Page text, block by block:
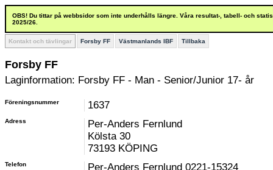
OBS! Du tittar på webbsidor som inte underhålls längre. Våra resultat-, tabell- och
2025/26.
Kontakt och tävlingar Forsby FF Västmanlands IBF Tillbaka
Forsby FF
Laginformation: Forsby FF - Man - Senior/Junior 17- år
Föreningsnummer 1637
Adress
Per-Anders Fernlund
Kölsta 30
73193 KÖPING
Telefon Per-Anders Fernlund 0221-15324